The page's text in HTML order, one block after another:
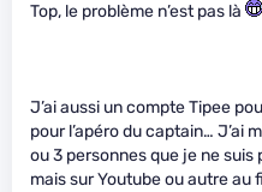
Top, le problème n’est pas là
J’ai aussi un compte Tipee
pour l’apéro du captain… J’ai
ou 3 personnes que je ne
mais sur Youtube ou autre au